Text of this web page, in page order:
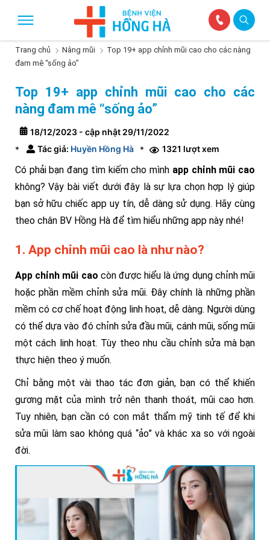
Trang chủ Nâng mũi
Top 19+ app chỉnh mũi cao cho các nàng
đam mê “sống ảo”
Top 19+ app chỉnh mũi cao cho các
nàng đam mê “sống ảo”
18/12/2023 - cập nhật 29/11/2022
*
Tác giả: Huyền Hồng Hà * 1321 lượt xem
Có phải bạn đang tìm kiếm cho mình app chỉnh mũi cao
không? Vậy bài viết dưới đây là sự lựa chọn hợp lý giúp
bạn sở hữu chiếc app uy tín, dễ dàng sử dụng. Hãy cùng
theo chân BV Hồng Hà để tìm hiểu những app này nhé!
1. App chỉnh mũi cao là như nào?
App chỉnh mũi cao còn được hiểu là ứng dụng chỉnh mũi
hoặc phần mềm chỉnh sửa mũi. Đây chính là những phần
mềm có cơ chế hoạt động linh hoạt, dễ dàng. Người dùng
có thể dựa vào đó chỉnh sửa đầu mũi, cánh mũi, sống mũi
một cách linh hoạt. Tùy theo nhu cầu chỉnh sửa mà bạn
thực hiện theo ý muốn.
Chỉ bằng một vài thao tác đơn giản, bạn có thể khiến
gương mặt của mình trở nên thanh thoát, mũi cao hơn.
Tuy nhiên, bạn cần có con mắt thẩm mỹ tinh tế để khi
sửa mũi làm sao không quá “ảo” và khác xa so với ngoài
đời.